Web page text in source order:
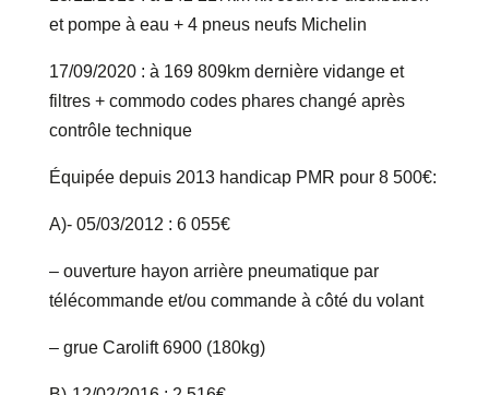
et pompe à eau + 4 pneus neufs Michelin
17/09/2020 : à 169 809km dernière vidange et
filtres + commodo codes phares changé après
contrôle technique
Équipée depuis 2013 handicap PMR pour 8 500€:
A)- 05/03/2012 : 6 055€
– ouverture hayon arrière pneumatique par
télécommande et/ou commande à côté du volant
– grue Carolift 6900 (180kg)